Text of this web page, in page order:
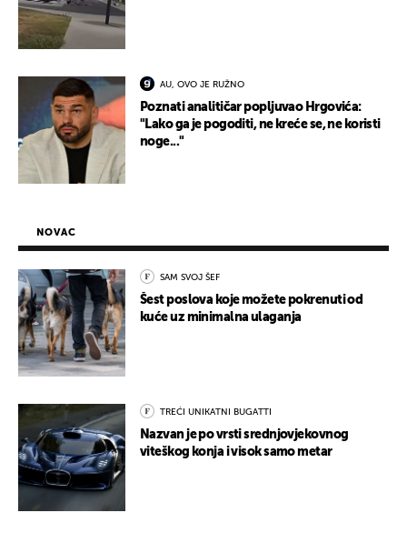
AU, OVO JE RUŽNO
Poznati analitičar popljuvao Hrgovića:
"Lako ga je pogoditi, ne kreće se, ne koristi
noge..."
NOVAC
SAM SVOJ ŠEF
Šest poslova koje možete pokrenuti od
kuće uz minimalna ulaganja
TREĆI UNIKATNI BUGATTI
Nazvan je po vrsti srednjovjekovnog
viteškog konja i visok samo metar